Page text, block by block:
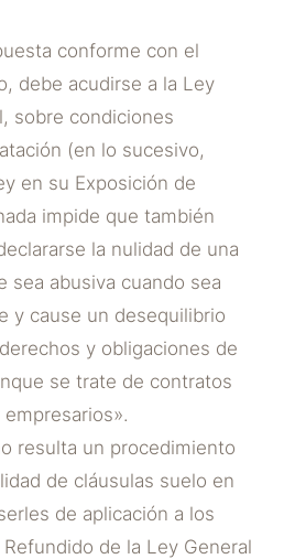
conforme con el
debe acudirse a la Ley
sobre condiciones
(en lo sucesivo,
en su Exposición de
impide que también
la nulidad de una
sea abusiva cuando sea
y cause un desequilibrio
y obligaciones de
se trate de contratos
resulta un procedimiento
de cláusulas suelo en
de aplicación a los
de la Ley General